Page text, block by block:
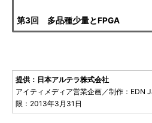
第3回 多品種少量とFPGA
提供：日本アルテラ株式会社
アイティメディア営業企画／制作：EDN
限：2013年3月31日